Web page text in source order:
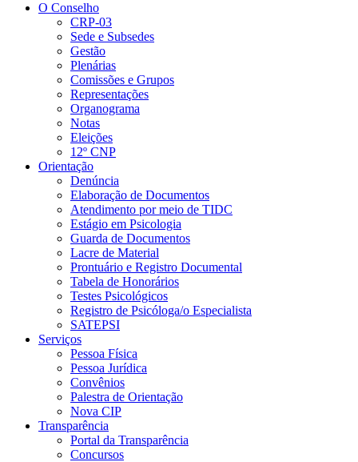
O Conselho
CRP-03
Sede e Subsedes
Gestão
Plenárias
Comissões e Grupos
Representações
Organograma
Notas
Eleições
12º CNP
Orientação
Denúncia
Elaboração de Documentos
Atendimento por meio de TIDC
Estágio em Psicologia
Guarda de Documentos
Lacre de Material
Prontuário e Registro Documental
Tabela de Honorários
Testes Psicológicos
Registro de Psicóloga/o Especialista
SATEPSI
Serviços
Pessoa Física
Pessoa Jurídica
Convênios
Palestra de Orientação
Nova CIP
Transparência
Portal da Transparência
Concursos